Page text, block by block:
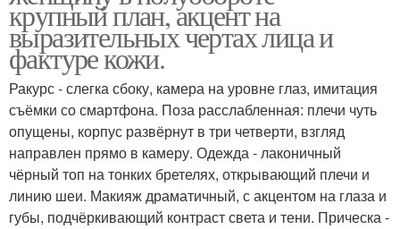
крупный план, акцент на
выразительных чертах лица и
фактуре кожи.
Ракурс - слегка сбоку, камера на уровне глаз, имитация
съёмки со смартфона. Поза расслабленная: плечи чуть
опущены, корпус развёрнут в три четверти, взгляд
направлен прямо в камеру. Одежда - лаконичный
чёрный топ на тонких бретелях, открывающий плечи и
линию шеи. Макияж драматичный, с акцентом на глаза и
губы, подчёркивающий контраст света и тени. Прическа -